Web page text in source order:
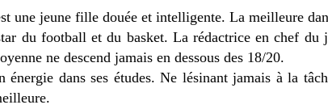
une jeune fille douée et intelligente. La meilleure
du football et du basket. La rédactrice en chef du
ne descend jamais en dessous des 18/20.
énergie dans ses études. Ne lésinant jamais à la